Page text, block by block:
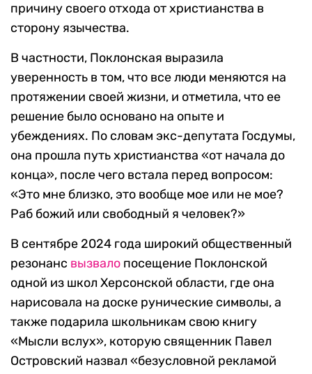
причину своего отхода от христианства в
сторону язычества.
В частности, Поклонская выразила
уверенность в том, что все люди меняются на
протяжении своей жизни, и отметила, что ее
решение было основано на опыте и
убеждениях. По словам экс-депутата Госдумы,
она прошла путь христианства «от начала до
конца», после чего встала перед вопросом:
«Это мне близко, это вообще мое или не мое?
Раб божий или свободный я человек?»
В сентябре 2024 года широкий общественный
резонанс вызвало посещение Поклонской
одной из школ Херсонской области, где она
нарисовала на доске рунические символы, а
также подарила школьникам свою книгу
«Мысли вслух», которую священник Павел
Островский назвал «безусловной рекламой